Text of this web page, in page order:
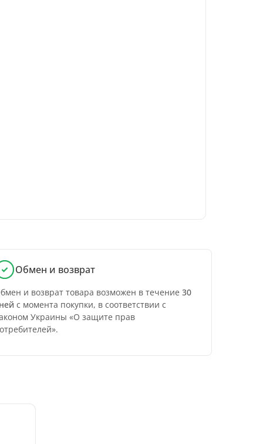
Обмен и возврат
и возврат товара возможен в течение 30
с момента покупки, в соответствии с
Украины «О защите прав